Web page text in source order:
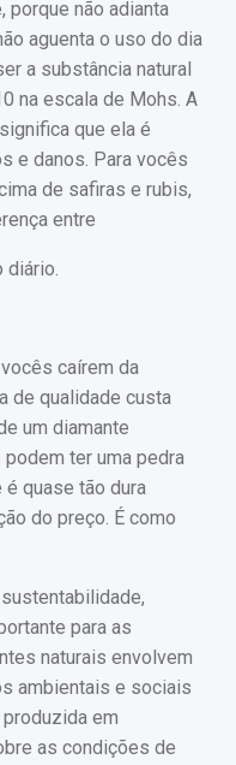
porque não adianta
aguenta o uso do dia
a substância natural
na escala de Mohs. A
que ela é
e danos. Para vocês
de safiras e rubis,
entre
diário.
caírem da
de qualidade custa
um diamante
ter uma pedra
quase tão dura
do preço. É como
para as
naturais envolvem
ambientais e sociais
em
as condições de